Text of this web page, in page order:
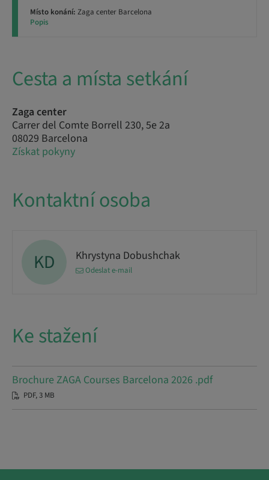
Místo konání: Zaga center Barcelona
Popis
Cesta a místa setkání
Zaga center
Carrer del Comte Borrell 230, 5e 2a
08029 Barcelona
Získat pokyny
Kontaktní osoba
KD Khrystyna Dobushchak
Odeslat e-mail
Ke stažení
Brochure ZAGA Courses Barcelona 2026 .pdf
PDF, 3 MB